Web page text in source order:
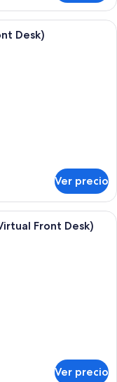
moderno con cama,
Desk)
Ver precio
(Self Check-in
Front Desk)
Ver precio